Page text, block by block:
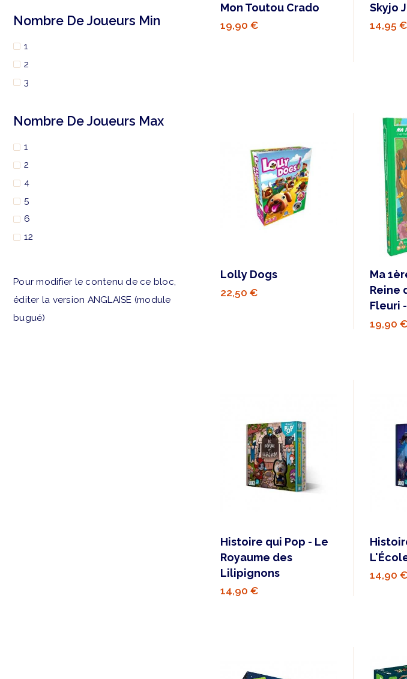
Nombre De Joueurs Min
1
2
3
Nombre De Joueurs Max
1
2
4
5
6
12
Pour modifier le contenu de ce bloc,
éditer la version ANGLAISE (module
bugué)
Mon Toutou Crado
19,90 €
Skyjo
14,95 €
Lolly Dogs
22,50 €
Ma
Reine
Fleuri -
19,90 €
Histoire qui Pop - Le
Royaume des
Lilipignons
14,90 €
14,90 €